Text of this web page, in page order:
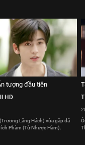
tượng đầu tiên
HD
Lăng Hách) vừa gặp đã
Phàm (Từ Nhược Hàm).